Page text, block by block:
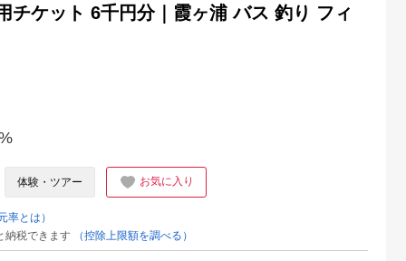
チケット 6千円分｜霞ヶ浦 バス 釣り フィ
体験・ツアー お気に入り
率とは）
納税できます
（控除上限額を調べる）